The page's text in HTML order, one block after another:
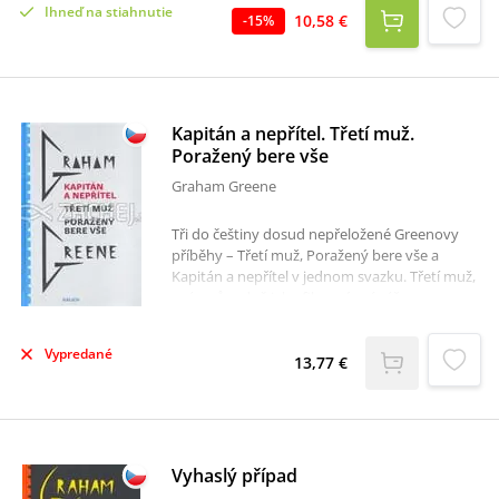
jeho duše už vnikl zárodek zkázy." - Joseph
ConradNahrávka z roku 1993 v režii Jana
jejího vzniku.
Ihneď na stiahnutie -15% 10,58 €
Kapitán a nepřítel. Třetí muž.
Poražený bere vše
Graham Greene
Tři do češtiny dosud nepřeložené Greenovy
příběhy – Třetí muž, Poražený bere vše a
Kapitán a nepřítel v jednom svazku. Třetí muž,
okupované poválečné Vídně.Poražený bere
vše je greenovské divertimento s mravním
říká, že "příběh nemá nikoho varovat před
Greenovo dílko, z roku 1988, kdy bylo autorovi
čtyřiaosmdesát let, a podstatně doplňuje náš
Vypredané 13,77 €
Vyhaslý případ